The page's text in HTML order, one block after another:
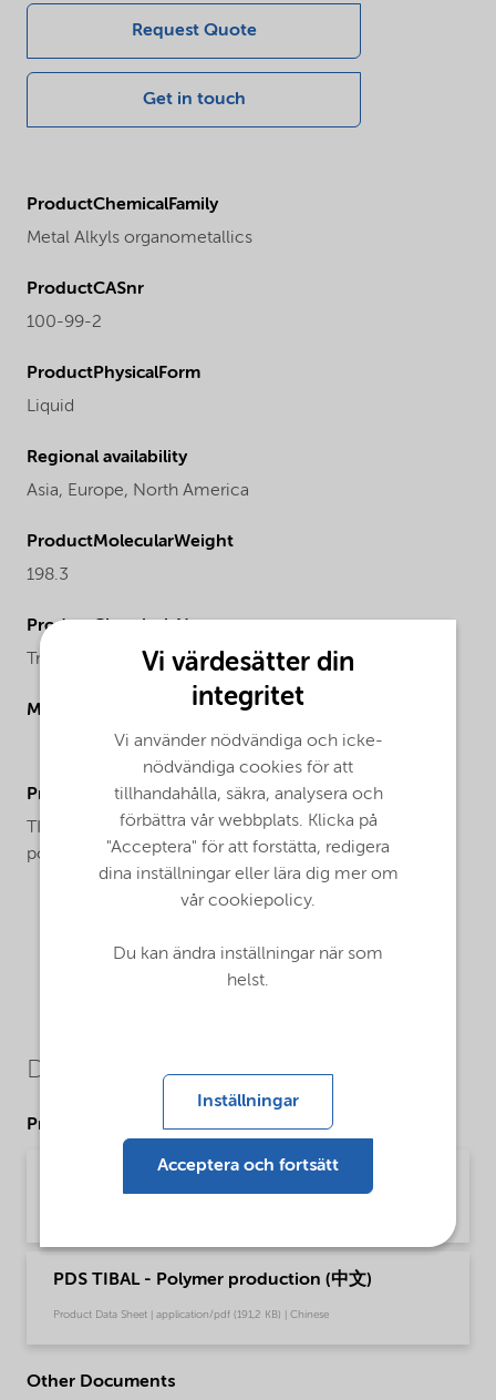
Request Quote
Get in touch
ProductChemicalFamily
Metal Alkyls organometallics
ProductCASnr
100-99-2
ProductPhysicalForm
Liquid
Regional availability
Asia, Europe, North America
ProductMolecularWeight
198.3
ProductChemicalsName
Triisobutylaluminum
Molecular drawing
ProductApplications
TIBAL is used as a cocatalyst in the Ziegler-Natta
polymerization of olefins.
Downloads
Product Data Sheets
PDS TIBAL - Polymer production (English)
PDS TIBAL - Polymer production (中文)
Product Data Sheet | application/pdf (191,2 KB) | Chinese
Other Documents
Vi värdesätter din
integritet
Vi använder nödvändiga och icke-
nödvändiga cookies för att
tillhandahålla, säkra, analysera och
förbättra vår webbplats. Klicka på
"Acceptera" för att forstätta, redigera
dina inställningar eller lära dig mer om
vår cookiepolicy.
Du kan ändra inställningar när som
helst.
Inställningar
Acceptera och fortsätt